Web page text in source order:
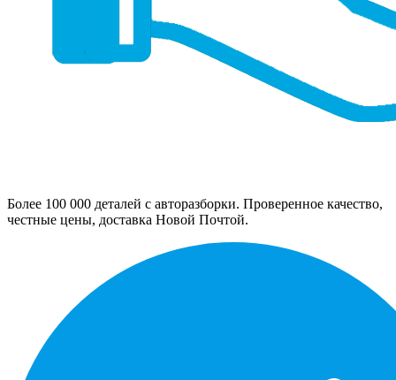
Более 100 000 деталей с авторазборки. Проверенное качество,
честные цены, доставка Новой Почтой.